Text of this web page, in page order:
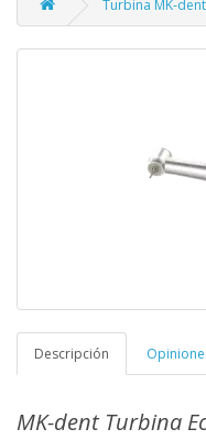
Turbina MK-
Descripción
MK-dent Turbina